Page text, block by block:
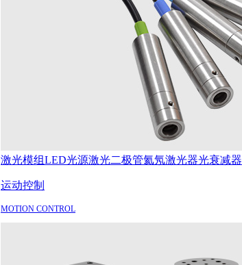
激光模组LED光源激光二极管氦氖激光器光衰减器
运动控制
MOTION CONTROL